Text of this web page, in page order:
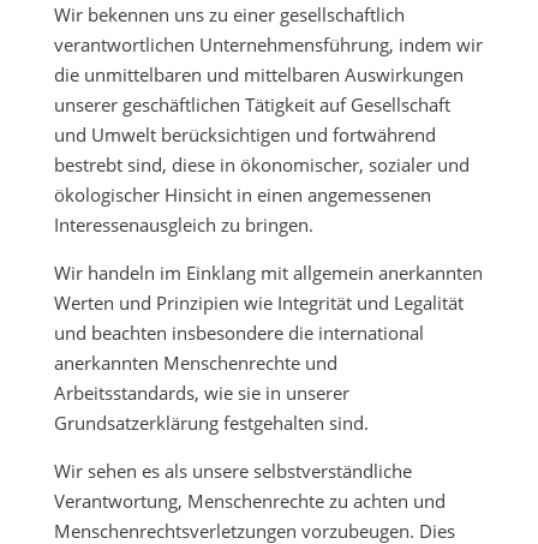
Wir bekennen uns zu einer gesellschaftlich
verantwortlichen Unternehmensführung, indem wir
die unmittelbaren und mittelbaren Auswirkungen
unserer geschäftlichen Tätigkeit auf Gesellschaft
und Umwelt berücksichtigen und fortwährend
bestrebt sind, diese in ökonomischer, sozialer und
ökologischer Hinsicht in einen angemessenen
Interessenausgleich zu bringen.
Wir handeln im Einklang mit allgemein anerkannten
Werten und Prinzipien wie Integrität und Legalität
und beachten insbesondere die international
anerkannten Menschenrechte und
Arbeitsstandards, wie sie in unserer
Grundsatzerklärung festgehalten sind.
Wir sehen es als unsere selbstverständliche
Verantwortung, Menschenrechte zu achten und
Menschenrechtsverletzungen vorzubeugen. Dies